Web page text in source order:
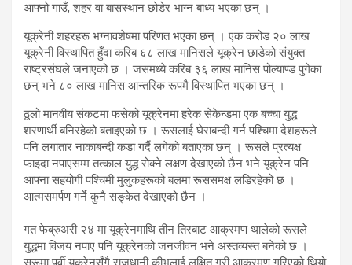
आफ्नो गाउँ, शहर वा बासस्थान छोडेर भाग्न बाध्य भएका छन् ।
यूक्रेनी शहरहरू भग्नावशेषमा परिणत भएका छन् । एक करोड २० लाख
यूक्रेनी विस्थापित हुँदा करिब ६८ लाख मानिसले यूक्रेन छाडेको संयुक्त
राष्ट्रसंघले जनाएको छ । जसमध्ये करिब ३६ लाख मानिस पोल्याण्ड पुगेका
छन् भने ८० लाख मानिस आन्तरिक रूपमै विस्थापित भएका छन् ।
ठूलो मानवीय संकटमा फसेको यूक्रेनमा हरेक सेकेन्डमा एक बच्चा युद्ध
शरणार्थी बनिरहेको बताइएको छ । रूसलाई घेराबन्दी गर्न पश्चिमा देशहरूले
पनि लगातार नाकाबन्दी कडा गर्दै लगेको बताएका छन् । रूसले प्रत्यक्ष
फाइदा नपाएसम्म तत्काल युद्ध रोक्ने लक्षण देखाएको छैन भने यूक्रेन पनि
आफ्ना सहयोगी पश्चिमी मुलुकहरूको बलमा रूससमक्ष लडिरहेको छ ।
आत्मसमर्पण गर्ने कुनै सङ्केत देखाएको छैन ।
गत फेब्रुअरी २४ मा यूक्रेनमाथि तीन तिरबाट आक्रमण थालेको रूसले
युद्धमा विजय नपाए पनि यूक्रेनको जनजीवन भने अस्तव्यस्त बनेको छ ।